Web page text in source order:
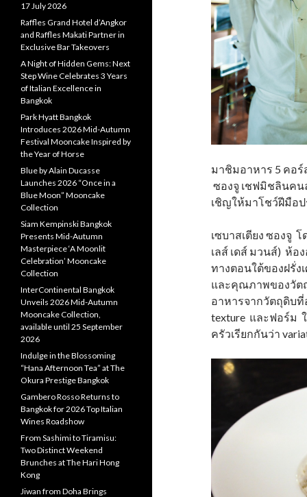
มาชิมอาหาร 5 คอร์
ซองจู เชฟมิชลินคน
เชิญให้มาโชว์ฝีมือป
เซบาสเตียง ซองจู โ
เลส์ เดส์ มวนส์) ห้อ
ทางตอนใต้ของฝรั่ง
และคุณภาพของวัต
อาหารจากวัตถุดิบ
texture และฟอร์ม
ครัวเรียกกันว่า
17 July 2026
Raffles Grand Hotel d’Angkor
and Raffles Makati Partner in
Exclusive Bar Takeovers
A Night of Hidden Gems: Next
Step Wine Celebrates 3 Years
of Italian Excellence in
Bangkok
Park Hyatt Bangkok
Introduces 2026 Mid-Autumn
Festival Mooncake Inspired by
the Year of Horse
Blue by Alain Ducasse
Launches 2026 “Once in a
Blue Moon” Mooncake
Collection
Siam Kempinski Bangkok
Presents Mid-Autumn
Masterpiece ‘A Moonlit
Celebration’ Mooncake
Collection
InterContinental Bangkok
Unveils 2026 Mid-Autumn
Mooncake Collection,
available until 25 September
2026
Indulge in the Blossoming
“Hana Afternoon Tea” at The
Okura Prestige Bangkok
Gambero Rosso Returns to
Bangkok for 2026 Top Italian
Wines Roadshow
From Sashimi to Tiramisu:
Two Distinct Weekend
Brunches at The Hari Hong
Kong
Jiwan from Doha Brings